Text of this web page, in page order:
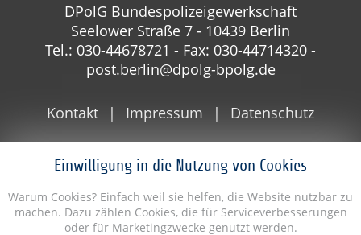
Einwilligung in die Nutzung von Cookies
Warum Cookies? Einfach weil sie helfen, die Website nutzbar zu
machen. Dazu zählen Cookies, die für Serviceverbesserungen
oder für Marketingzwecke genutzt werden.
DPolG Bundespolizeigewerkschaft
Seelower Straße 7 - 10439 Berlin
Tel.: 030-44678721 - Fax: 030-44714320 -
post.berlin@dpolg-bpolg.de
Kontakt Impressum Datenschutz